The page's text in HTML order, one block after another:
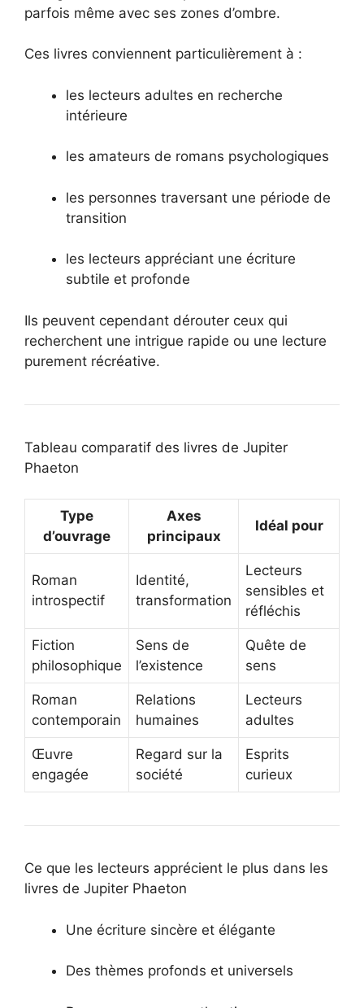
parfois même avec ses zones d’ombre.
Ces livres conviennent particulièrement à :
les lecteurs adultes en recherche
intérieure
les amateurs de romans psychologiques
les personnes traversant une période de
transition
les lecteurs appréciant une écriture
subtile et profonde
Ils peuvent cependant dérouter ceux qui
recherchent une intrigue rapide ou une lecture
purement récréative.
Tableau comparatif des livres de Jupiter
Phaeton
Type
d’ouvrage
Axes
principaux
Idéal pour
Roman
introspectif
Identité,
transformation
Lecteurs
sensibles et
réfléchis
Fiction
philosophique
Sens de
l’existence
Quête de
sens
Roman
contemporain
Relations
humaines
Lecteurs
adultes
Œuvre
engagée
Regard sur la
société
Esprits
curieux
Ce que les lecteurs apprécient le plus dans les
livres de Jupiter Phaeton
Une écriture sincère et élégante
Des thèmes profonds et universels